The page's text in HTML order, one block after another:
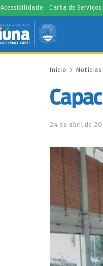
Acessibilidade Carta de Serviços
Início Notícias
24 de abril de